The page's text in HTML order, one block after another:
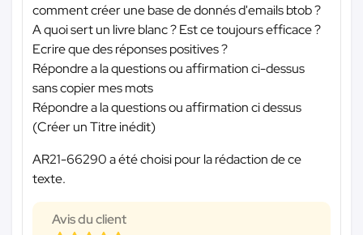
comment créer une base de donnés d'emails btob ?
A quoi sert un livre blanc ? Est ce toujours efficace ?
Ecrire que des réponses positives ?
Répondre a la questions ou affirmation ci-dessus
sans copier mes mots
Répondre a la questions ou affirmation ci dessus
(Créer un Titre inédit)
AR21-66290 a été choisi pour la rédaction de ce
texte.
Avis du client